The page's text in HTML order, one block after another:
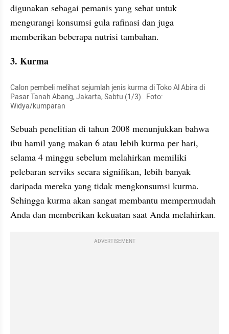
digunakan sebagai pemanis yang sehat untuk
mengurangi konsumsi gula rafinasi dan juga
memberikan beberapa nutrisi tambahan.
3. Kurma
Calon pembeli melihat sejumlah jenis kurma di Toko Al Abira di
Pasar Tanah Abang, Jakarta, Sabtu (1/3).  Foto:
Widya/kumparan
Sebuah penelitian di tahun 2008 menunjukkan bahwa
ibu hamil yang makan 6 atau lebih kurma per hari,
selama 4 minggu sebelum melahirkan memiliki
pelebaran serviks secara signifikan, lebih banyak
daripada mereka yang tidak mengkonsumsi kurma.
Sehingga kurma akan sangat membantu mempermudah
Anda dan memberikan kekuatan saat Anda melahirkan.
ADVERTISEMENT